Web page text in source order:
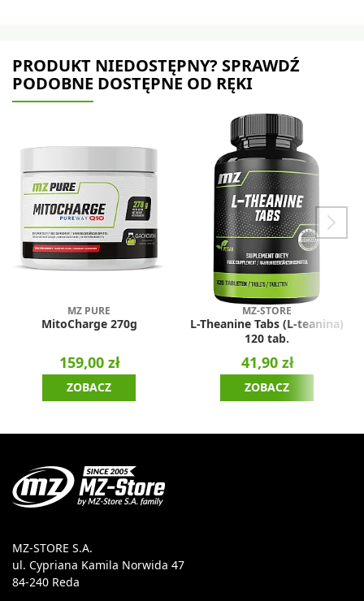
PRODUKT NIEDOSTĘPNY? SPRAWDŹ
PODOBNE DOSTĘPNE OD RĘKI
MZ PURE
MitoCharge 270g
159,00 zł
ZOBACZ
MZ-STORE
L-Theanine Tabs (L-teanina)
120 tab.
41,90 zł
ZOBACZ
MZ-STORE S.A.
ul. Cypriana Kamila Norwida 47
84-240 Reda